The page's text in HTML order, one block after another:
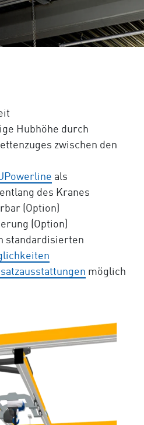
Hubhöhe durch
zwischen den
als
des Kranes
(Option)
(Option)
standardisierten
möglich